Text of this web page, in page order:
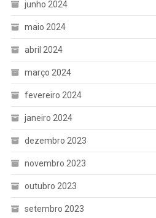
junho 2024
maio 2024
abril 2024
março 2024
fevereiro 2024
janeiro 2024
dezembro 2023
novembro 2023
outubro 2023
setembro 2023